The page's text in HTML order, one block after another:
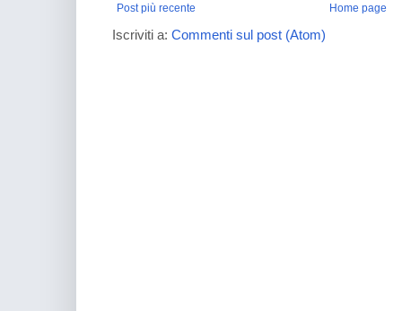
Post più recente Home page
Iscriviti a: Commenti sul post (Atom)